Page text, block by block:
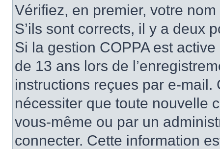
Vérifiez, en premier, votre
S’ils sont corrects, il y a deux
Si la gestion COPPA est
de 13 ans lors de
instructions reçues par e-
nécessiter que toute nouvelle
vous-même ou par un
connecter. Cette information